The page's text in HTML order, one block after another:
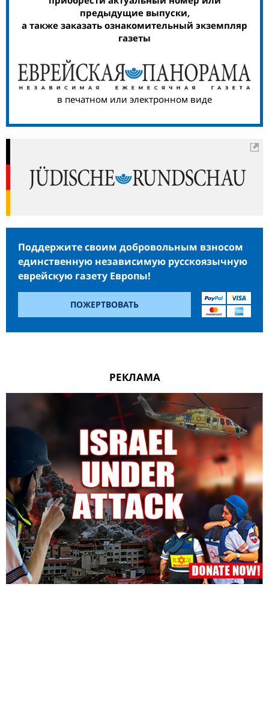
предыдущие выпуски,
а также заказать ознакомительный экземпляр
газеты
в печатном или электронном виде
Поддержите своим добровольным взносом
единственную независимую русскоязычную
еврейскую газету Европы!
ПОЖЕРТВОВАТЬ
РЕКЛАМА